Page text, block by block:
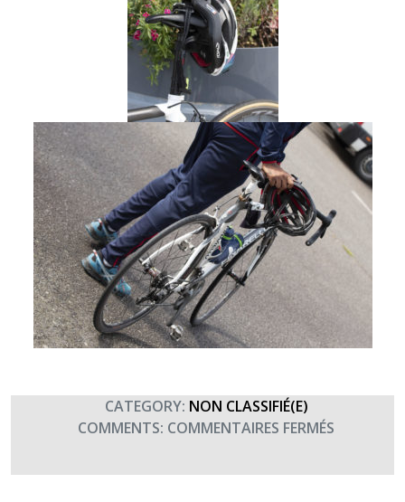
CATEGORY: NON CLASSIFIÉ(E)
COMMENTS: COMMENTAIRES FERMÉS
GABRIEL